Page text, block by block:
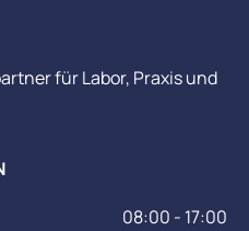
für Labor, Praxis und
08:00 - 17:00